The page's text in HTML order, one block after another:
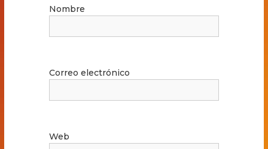
Nombre
Correo electrónico
Web